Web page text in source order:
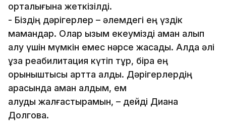
орталығына жеткізілді.
- Біздің дәрігерлер – әлемдегі ең үздік
мамандар. Олар қызым екеумізді аман алып
қалу үшін мүмкін емес нәрсе жасады. Алда әлі
ұзақ реабилитация күтіп тұр, бірақ ең
қорқыныштысы артта қалды. Дәрігерлердің
арқасында аман қалдым, ем
алуды жалғастырамын, – дейді Диана
Долгова.